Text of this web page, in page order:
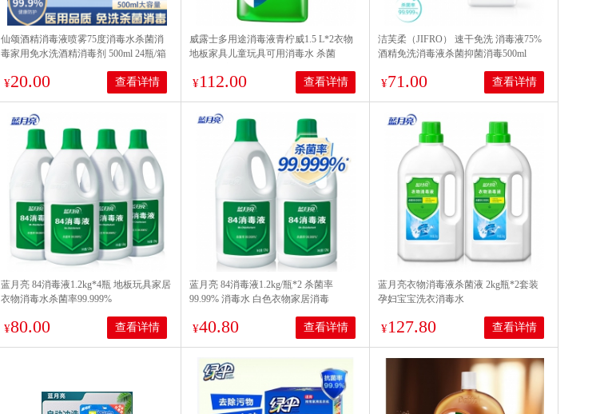
仙颂酒精消毒液喷雾75度消毒水杀菌消
毒家用免水洗酒精消毒剂 500ml 24瓶/箱
¥20.00 查看详情
威露士多用途消毒液青柠威1.5 L*2衣物
地板家具儿童玩具可用消毒水 杀菌
¥112.00 查看详情
洁芙柔（JIFRO） 速干免洗 消毒液75%
酒精免洗消毒液杀菌抑菌消毒500ml
¥71.00 查看详情
蓝月亮 84消毒液1.2kg*4瓶 地板玩具家居
衣物消毒水杀菌率99.999%
¥80.00 查看详情
蓝月亮 84消毒液1.2kg/瓶*2 杀菌率
99.99% 消毒水 白色衣物家居消毒
¥40.80 查看详情
蓝月亮衣物消毒液杀菌液 2kg瓶*2套装
孕妇宝宝洗衣消毒水
¥127.80 查看详情